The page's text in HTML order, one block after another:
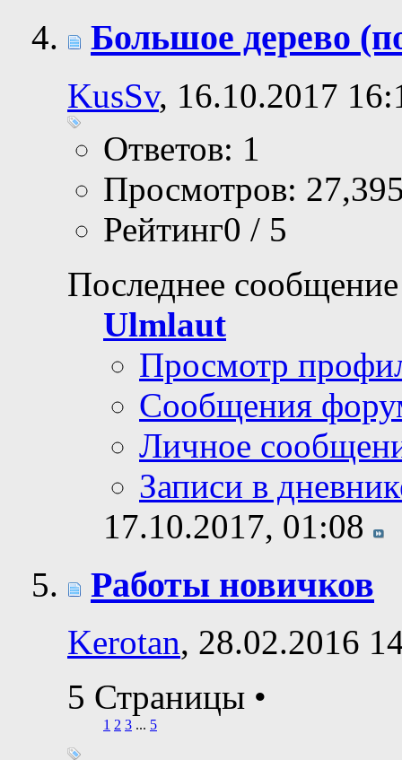
Большое дерево
KusSv, 16.10.2017
Ответов: 1
Просмотров:
Рейтинг0 / 5
Последнее
Ulmlaut
Просмотр
Сообщения
Личное
Записи в
17.10.2017, 01:08
Работы новичков
Kerotan, 28.02.2016
5 Страницы •
1 2 3 ... 5